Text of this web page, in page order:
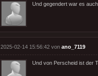
Und gegendert war es auch
2025-02-14 15:56:42 von ano_7119
Und von Perscheid ist der